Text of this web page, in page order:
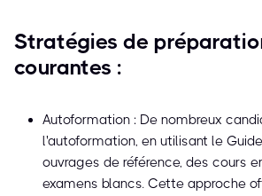
Stratégies de
courantes :
Autoformation : De nombreux
l'autoformation, en utilisant le
ouvrages de référence, des cours
examens blancs. Cette approche